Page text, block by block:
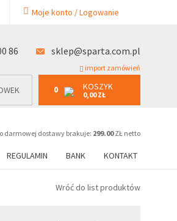
Moje konto / Logowanie
86 sklep@sparta.com.pl
import zamówień
0 KOSZYK
0,00 ZŁ
darmowej dostawy brakuje: 299.00ZŁ netto
REGULAMIN BANK KONTAKT
0 KOSZYK
0,00 ZŁ
Wróć do list produktów